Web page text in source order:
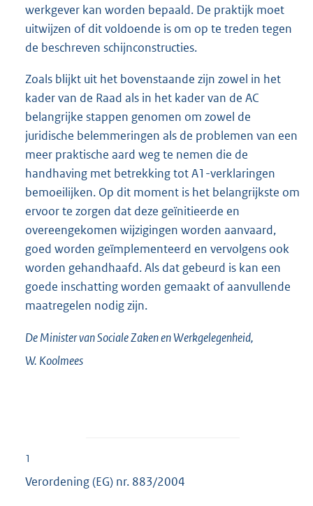
werkgever kan worden bepaald. De praktijk moet
uitwijzen of dit voldoende is om op te treden tegen
de beschreven schijnconstructies.
Zoals blijkt uit het bovenstaande zijn zowel in het
kader van de Raad als in het kader van de AC
belangrijke stappen genomen om zowel de
juridische belemmeringen als de problemen van een
meer praktische aard weg te nemen die de
handhaving met betrekking tot A1-verklaringen
bemoeilijken. Op dit moment is het belangrijkste om
ervoor te zorgen dat deze geïnitieerde en
overeengekomen wijzigingen worden aanvaard,
goed worden geïmplementeerd en vervolgens ook
worden gehandhaafd. Als dat gebeurd is kan een
goede inschatting worden gemaakt of aanvullende
maatregelen nodig zijn.
De Minister van Sociale Zaken en Werkgelegenheid,
W. Koolmees
1
Verordening (EG) nr. 883/2004